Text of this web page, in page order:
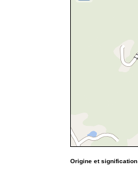
Origine et signification